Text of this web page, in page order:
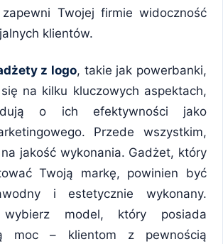
zapewni Twojej firmie widoczność
klientów.
z logo, takie jak powerbanki,
na kilku kluczowych aspektach,
o ich efektywności jako
Przede wszystkim,
jakość wykonania. Gadżet, który
Twoją markę, powinien być
i estetycznie wykonany.
wybierz model, który posiada
moc – klientom z pewnością